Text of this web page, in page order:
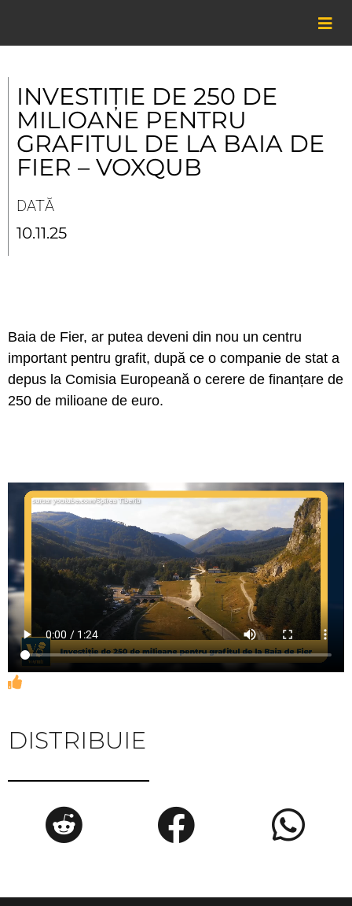
content
INVESTIȚIE DE 250 DE
MILIOANE PENTRU
GRAFITUL DE LA BAIA DE
FIER – VOXQUB
DATĂ
10.11.25
Baia de Fier, ar putea deveni din nou un centru
important pentru grafit, după ce o companie de stat a
depus la Comisia Europeană o cerere de finanțare de
250 de milioane de euro.
DISTRIBUIE